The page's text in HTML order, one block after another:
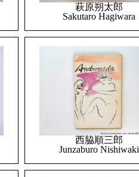
萩原朔太郎
Sakutaro Hagiwara
西脇順三郎
Junzaburo Nishiwaki